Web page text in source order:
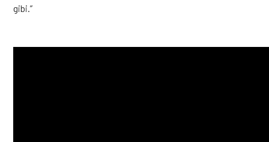
gibi.”